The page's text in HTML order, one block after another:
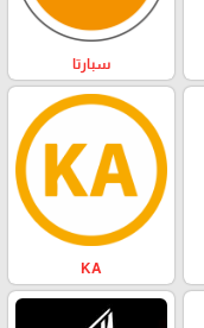
سبارتا
KA